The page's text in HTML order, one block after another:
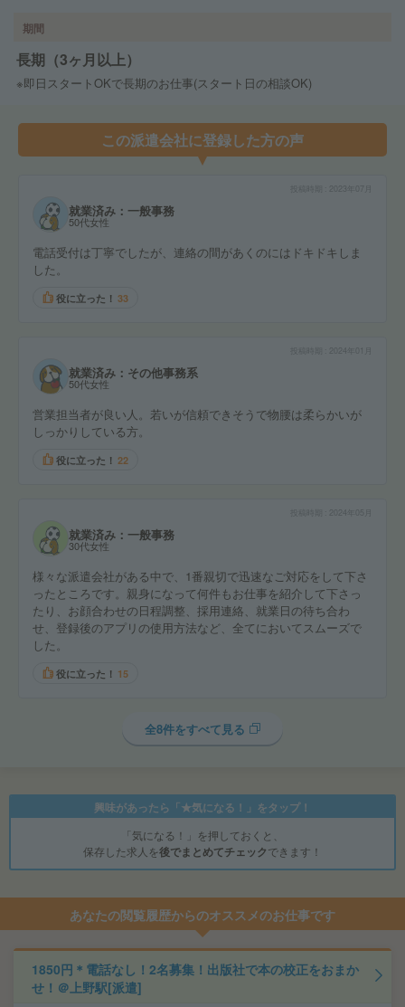
期間
長期（3ヶ月以上）
※即日スタートOKで長期のお仕事(スタート日の相談OK)
この派遣会社に登録した方の声
就業済み：一般事務
50代女性
電話受付は丁寧でしたが、連絡の間があくのにはドキドキしま
した。
役に立った！ 33
2024年01月
就業済み：その他事務系
50代女性
営業担当者が良い人。若いが信頼できそうで物腰は柔らかいが
しっかりしている方。
役に立った！ 22
2024年05月
就業済み：一般事務
30代女性
様々な派遣会社がある中で、1番親切で迅速なご対応をして下さ
ったところです。親身になって何件もお仕事を紹介して下さっ
たり、お顔合わせの日程調整、採用連絡、就業日の待ち合わ
せ、登録後のアプリの使用方法など、全てにおいてスムーズで
した。
役に立った！ 15
全8件をすべて見る
興味があったら「★気になる！」をタップ！
「気になる！」を押しておくと、
保存した求人を後でまとめてチェックできます！
あなたの閲覧履歴からのオススメのお仕事です
1850円＊電話なし！2名募集！出版社で本の校正をおまか
せ！＠上野駅[派遣]